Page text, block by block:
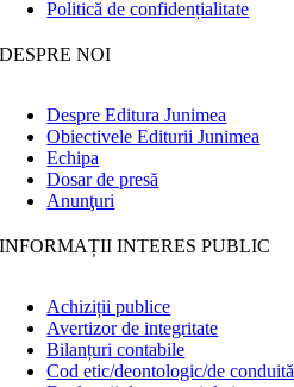
Politică de confidențialitate
DESPRE NOI
Despre Editura Junimea
Obiectivele Editurii Junimea
Echipa
Dosar de presă
Anunţuri
INFORMAȚII INTERES PUBLIC
Achiziții publice
Avertizor de integritate
Bilanțuri contabile
Cod etic/deontologic/de conduită